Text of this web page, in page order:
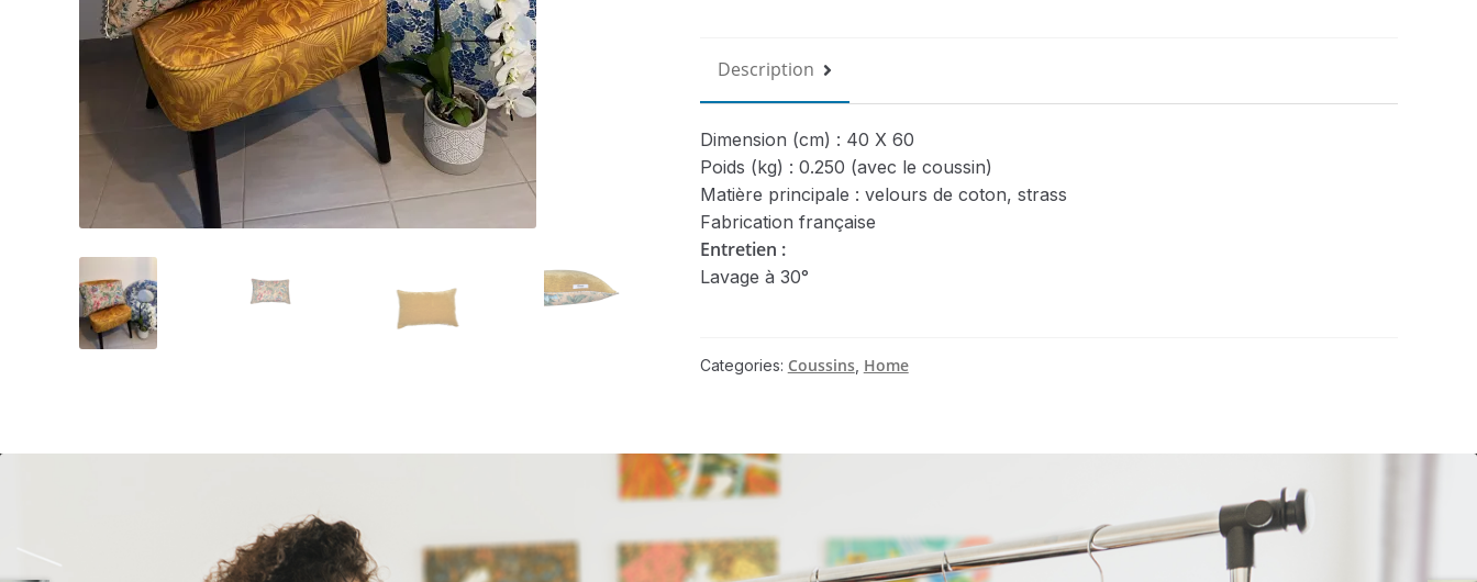
Description
Dimension (cm) : 40 X 60
Poids (kg) : 0.250 (avec le coussin)
Matière principale : velours de coton, strass
Fabrication française
Entretien :
Lavage à 30°
Categories: Coussins, Home